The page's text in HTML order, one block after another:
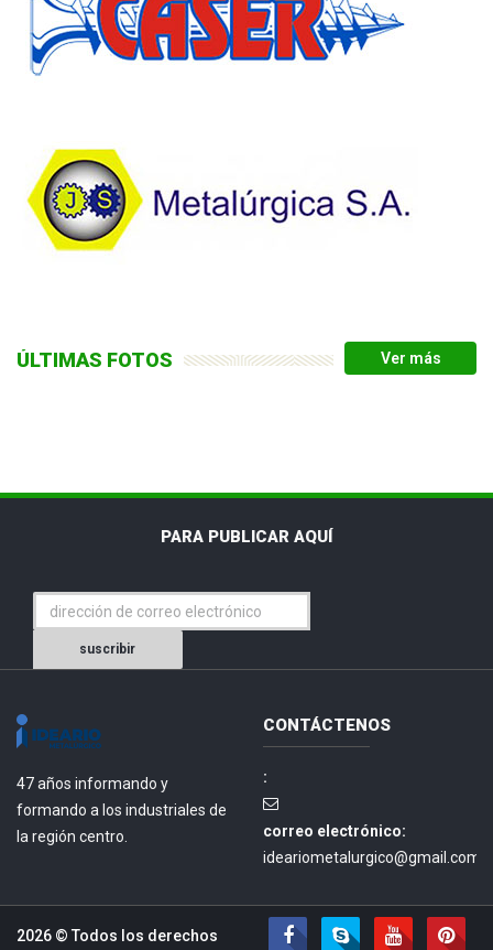
ÚLTIMAS FOTOS
PARA PUBLICAR AQUÍ
suscribir
47 años informando y
formando a los industriales de
la región centro.
CONTÁCTENOS
:
correo electrónico:
ideariometalurgico@gmail.com.
2026 © Todos los derechos